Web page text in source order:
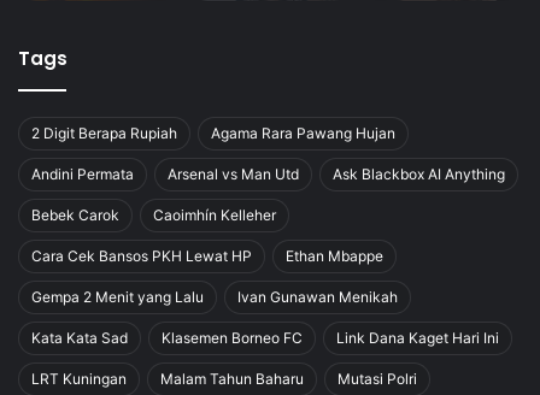
Tags
2 Digit Berapa Rupiah Agama Rara Pawang Hujan
Andini Permata Arsenal vs Man Utd Ask Blackbox AI Anything
Bebek Carok Caoimhín Kelleher
Cara Cek Bansos PKH Lewat HP Ethan Mbappe
Gempa 2 Menit yang Lalu Ivan Gunawan Menikah
Kata Kata Sad Klasemen Borneo FC Link Dana Kaget Hari Ini
LRT Kuningan Malam Tahun Baharu Mutasi Polri